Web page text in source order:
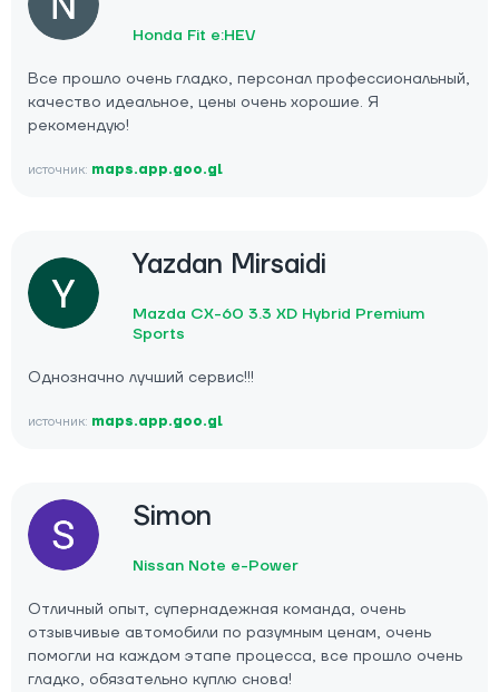
Honda Fit e:HEV
Все прошло очень гладко, персонал профессиональный,
качество идеальное, цены очень хорошие. Я
рекомендую!
источник: maps.app.goo.gl
Yazdan Mirsaidi
Mazda CX-60 3.3 XD Hybrid Premium
Sports
Однозначно лучший сервис!!!
источник: maps.app.goo.gl
Simon
Nissan Note e-Power
Отличный опыт, супернадежная команда, очень
отзывчивые автомобили по разумным ценам, очень
помогли на каждом этапе процесса, все прошло очень
гладко, обязательно куплю снова!